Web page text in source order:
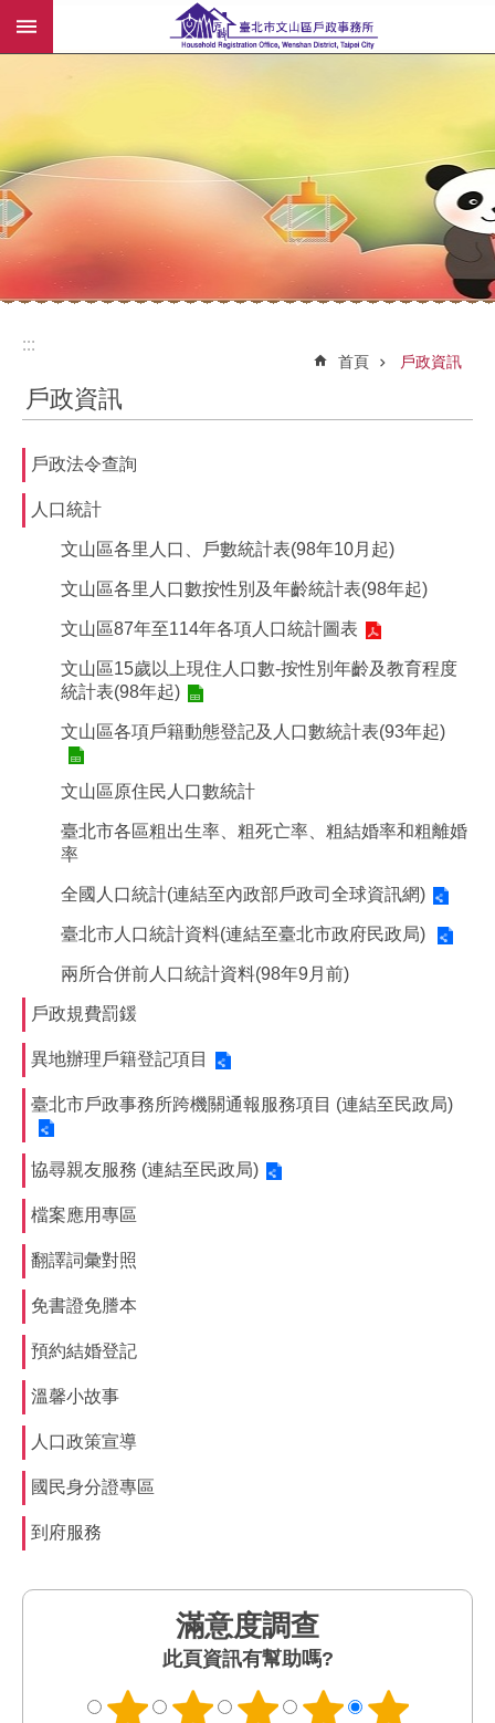
跳到主要內容區塊
:::
:::
首頁 戶政資訊
戶政資訊
戶政法令查詢
人口統計
文山區各里人口、戶數統計表(98年10月起)
文山區各里人口數按性別及年齡統計表(98年起)
文山區87年至114年各項人口統計圖表
文山區15歲以上現住人口數-按性別年齡及教育程度
統計表(98年起)
文山區各項戶籍動態登記及人口數統計表(93年起)
文山區原住民人口數統計
臺北市各區粗出生率、粗死亡率、粗結婚率和粗離婚
率
全國人口統計(連結至內政部戶政司全球資訊網)
臺北市人口統計資料(連結至臺北市政府民政局)
兩所合併前人口統計資料(98年9月前)
戶政規費罰鍰
異地辦理戶籍登記項目
臺北市戶政事務所跨機關通報服務項目 (連結至民政局)
協尋親友服務 (連結至民政局)
檔案應用專區
翻譯詞彙對照
免書證免謄本
預約結婚登記
溫馨小故事
人口政策宣導
國民身分證專區
到府服務
滿意度調查
此頁資訊有幫助嗎?